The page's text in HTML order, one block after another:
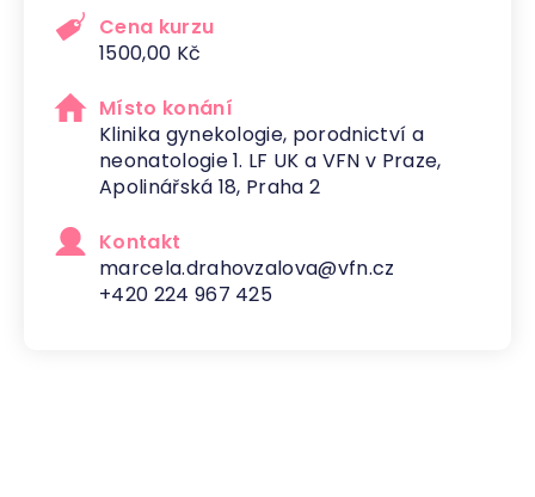
Cena kurzu
1500,00 Kč
Místo konání
Klinika gynekologie, porodnictví a
neonatologie 1. LF UK a VFN v Praze,
Apolinářská 18, Praha 2
Kontakt
marcela.drahovzalova@vfn.cz
+420 224 967 425